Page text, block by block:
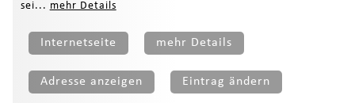
sei... mehr Details
Internetseite mehr Details
Adresse anzeigen Eintrag ändern